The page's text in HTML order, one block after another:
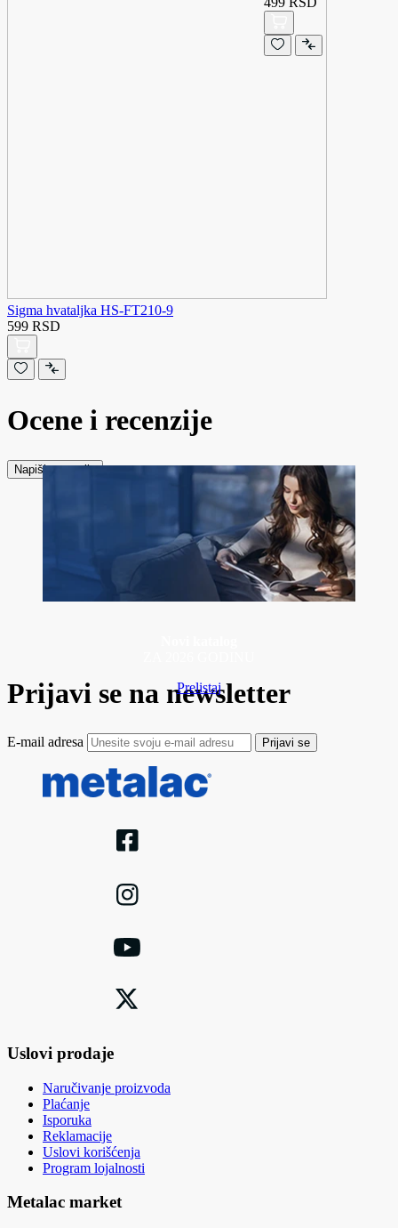
Sigma hvataljka HS-FT210-9
599 RSD
Ocene i recenzije
Napiši recenziju
Prelistaj
Prijavi se na newsletter
E-mail adresa Prijavi se
Uslovi prodaje
Naručivanje proizvoda
Plaćanje
Isporuka
Reklamacije
Uslovi korišćenja
Program lojalnosti
Metalac market